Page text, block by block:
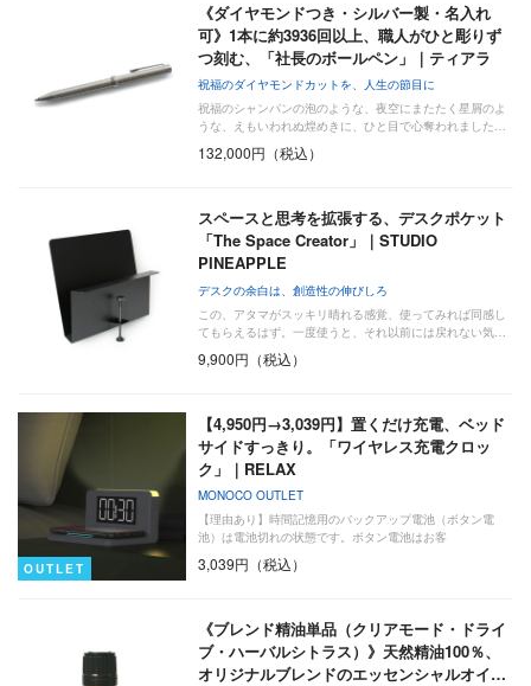
《ダイヤモンドつき・シルバー製・名入れ
可》1本に約3936回以上、職人がひと彫りず
つ刻む、「社長のボールペン」｜ティアラ
祝福のダイヤモンドカットを、人生の節目に
祝福のシャンパンの泡のような、夜空にまたたく星屑のよ
うな、えもいわれぬ煌めきに、ひと目で心奪われました…
132,000円（税込）
スペースと思考を拡張する、デスクポケット
「The Space Creator」｜STUDIO
PINEAPPLE
デスクの余白は、創造性の伸びしろ
この、アタマがスッキリ晴れる感覚、使ってみれば同感し
てもらえるはず。一度使うと、それ以前には戻れない気…
9,900円（税込）
OUTLET
【4,950円→3,039円】置くだけ充電、ベッド
サイドすっきり。「ワイヤレス充電クロッ
ク」｜RELAX
MONOCO OUTLET
【理由あり】時間記憶用のバックアップ電池（ボタン電
池）は電池切れの状態です。ボタン電池はお客
3,039円（税込）
《ブレンド精油単品（クリアモード・ドライ
ブ・ハーバルシトラス）》天然精油100％、
オリジナルブレンドのエッセンシャルオイ…